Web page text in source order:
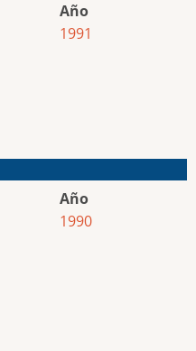
Año
1991
Año
1990